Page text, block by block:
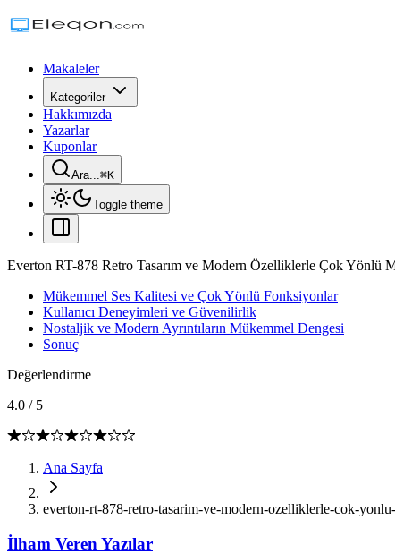
Makaleler
Kategoriler
Hakkımızda
Yazarlar
Kuponlar
Ara...⌘K
Toggle theme
Everton RT-878 Retro Tasarım ve Modern Özelliklerle Çok Yönlü
Mükemmel Ses Kalitesi ve Çok Yönlü Fonksiyonlar
Kullanıcı Deneyimleri ve Güvenilirlik
Nostaljik ve Modern Ayrıntıların Mükemmel Dengesi
Sonuç
Değerlendirme
4.0 / 5
Ana Sayfa
everton-rt-878-retro-tasarim-ve-modern-ozelliklerle-cok-
İlham Veren Yazılar